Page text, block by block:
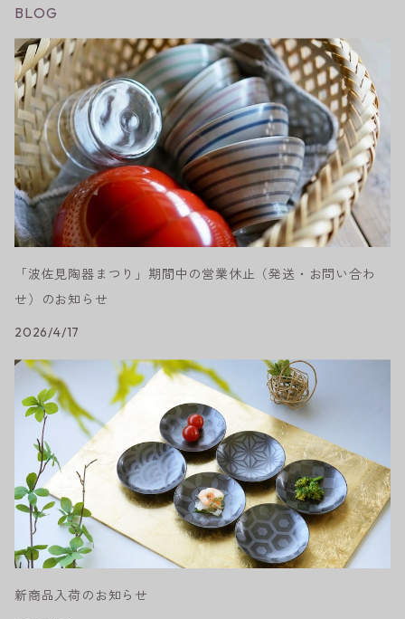
BLOG
「波佐見陶器まつり」期間中の営業休止（発送・お問い合わ
せ）のお知らせ
2026/4/17
新商品入荷のお知らせ